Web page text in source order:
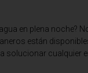
en plena noche?
están
solucionar cualquier